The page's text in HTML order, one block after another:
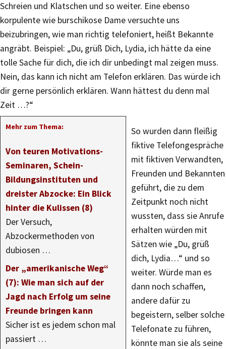
Schreien und Klatschen und so weiter. Eine ebenso
korpulente wie burschikose Dame versuchte uns
beizubringen, wie man richtig telefoniert, heißt Bekannte
angräbt. Beispiel: „Du, grüß Dich, Lydia, ich hätte da eine
tolle Sache für dich, die ich dir unbedingt mal zeigen muss.
Nein, das kann ich nicht am Telefon erklären. Das würde ich
dir gerne persönlich erklären. Wann hättest du denn mal
Zeit …?“
Mehr zum Thema:
Von teuren Motivations-
Seminaren, Schein-
Bildungsinstituten und
dreister Abzocke: Ein Blick
hinter die Kulissen (8)
Der Versuch,
Abzockermethoden von
dubiosen …
Der „amerikanische Weg“
(7): Wie man sich auf der
Jagd nach Erfolg um seine
Freunde bringen kann
Sicher ist es jedem schon mal
passiert …
So wurden dann fleißig
fiktive Telefongespräche
mit fiktiven Verwandten,
Freunden und Bekannten
geführt, die zu dem
Zeitpunkt noch nicht
wussten, dass sie Anrufe
erhalten würden mit
Sätzen wie „Du, grüß
dich, Lydia…“ und so
weiter. Würde man es
dann noch schaffen,
andere dafür zu
begeistern, selber solche
Telefonate zu führen,
könnte man sie als seine